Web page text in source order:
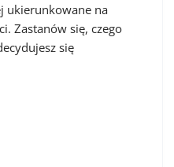
ukierunkowane na
Zastanów się, czego
się